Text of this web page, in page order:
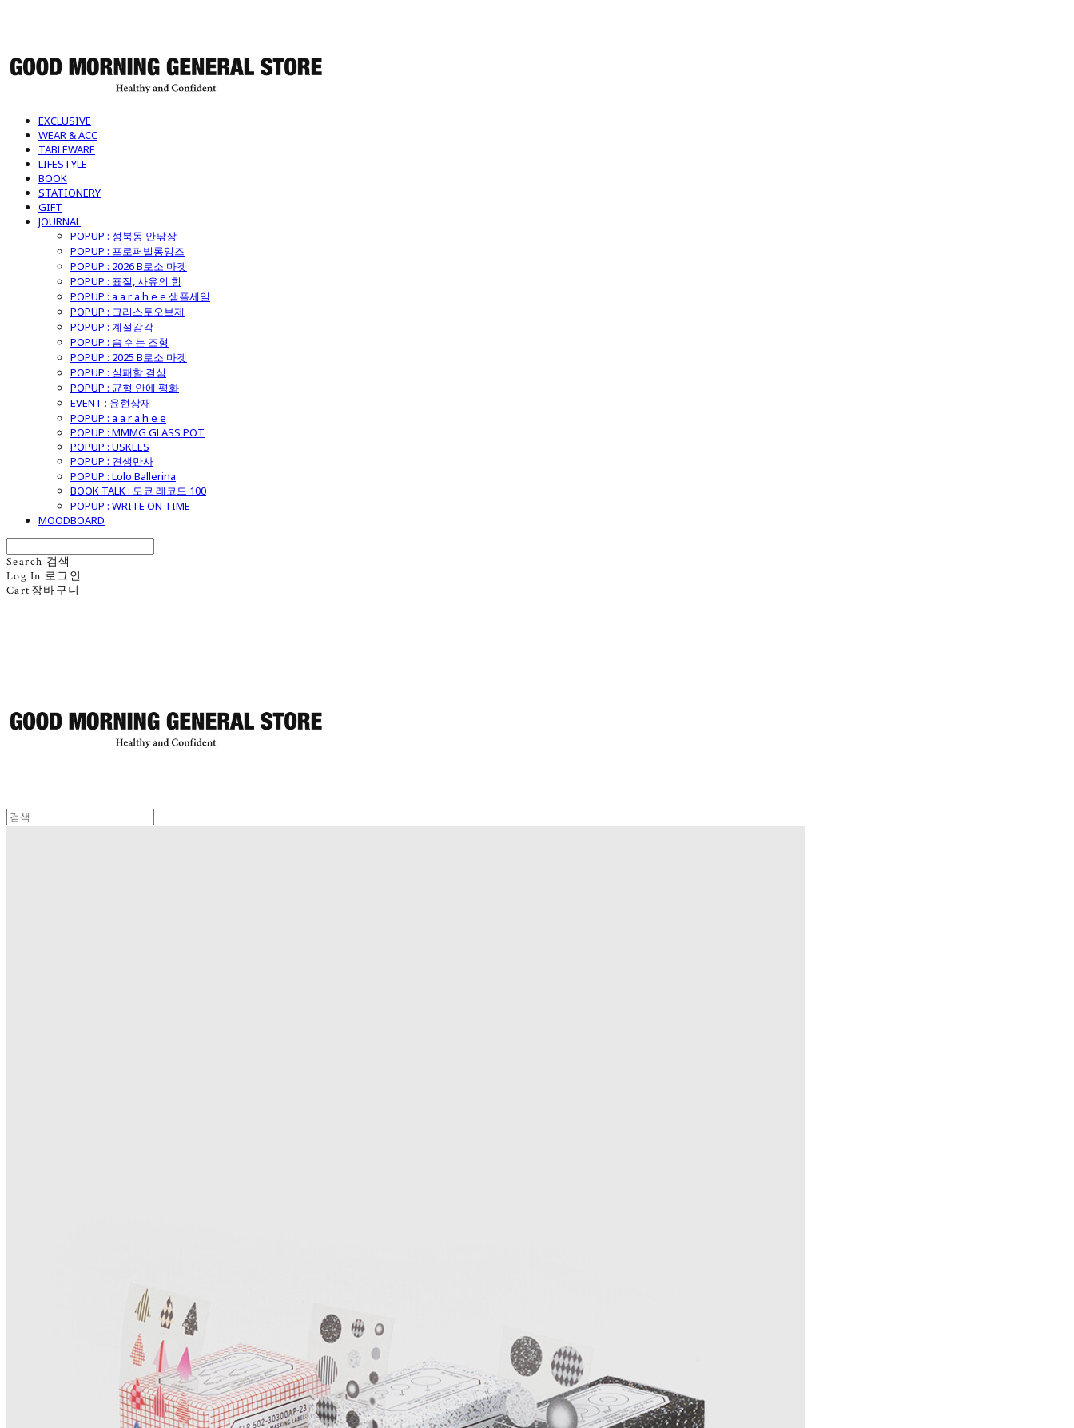
EXCLUSIVE
WEAR & ACC
TABLEWARE
LIFESTYLE
BOOK
STATIONERY
GIFT
JOURNAL
POPUP : 성북동 안팎장
POPUP : 프로퍼빌롱잉즈
POPUP : 2026 B로소 마켓
POPUP : 표절, 사유의 힘
POPUP : a a r a h e e 샘플세일
POPUP : 크리스토오브제
POPUP : 계절감각
POPUP : 숨 쉬는 조형
POPUP : 2025 B로소 마켓
POPUP : 실패할 결심
POPUP : 균형 안에 평화
EVENT : 윤현상재
POPUP : a a r a h e e
POPUP : MMMG GLASS POT
POPUP : USKEES
POPUP : 견생만사
POPUP : Lolo Ballerina
BOOK TALK : 도쿄 레코드 100
POPUP : WRITE ON TIME
MOODBOARD
Search 검색
Log In 로그인
Cart 장바구니